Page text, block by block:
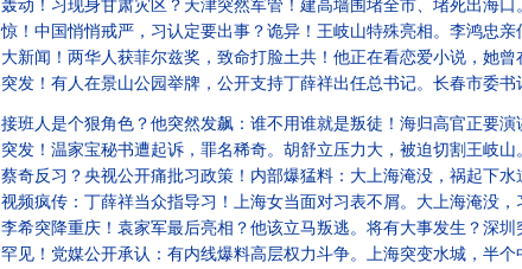
轰动！习现身甘肃灾区？天津突然军管！建高墙围堵全市、堵死出海口。中共紧急下
惊！中国悄悄戒严，习认定要出事？诡异！王岐山特殊亮相。李鸿忠
大新闻！两华人获菲尔兹奖，致命打脸土共！他正在看恋爱小说，她曾在北大苦苦挣扎。党媒炒作
突发！有人在景山公园举牌，公开支持丁薛祥出任总书记。长春市委书记公开挑战中南海：经济前
接班人是个狠角色？他突然发飙：谁不用谁就是叛徒！海归高官正要演讲，突遭逮捕
突发！温家宝秘书遭起诉，罪名稀奇。胡舒立压力大，被迫切割王岐山。共军突
蔡奇反习？央视公开痛批习政策！内部爆猛料：大上海淹没，祸起下水道被堵！
视频疯传：丁薛祥当众指导习！上海女当面对习表不屑。大上海淹没，习大谈马桶
李希突降重庆！袁家军最后亮相？他该立马叛逃。将有大事发生？深圳突然升级安检
罕见！党媒公开承认：有内线爆料高层权力斗争。上海突变水城，半个中国泡汤。普